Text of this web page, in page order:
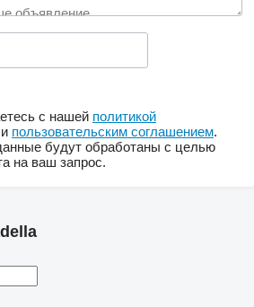
с нашей политикой
и пользовательским соглашением.
будут обработаны с целью
на ваш запрос.